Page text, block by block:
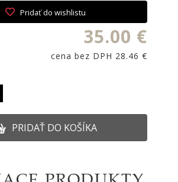
Pridať do wishlistu
35.00 €
cena bez DPH 28.46 €
PRIDAŤ DO KOŠÍKA